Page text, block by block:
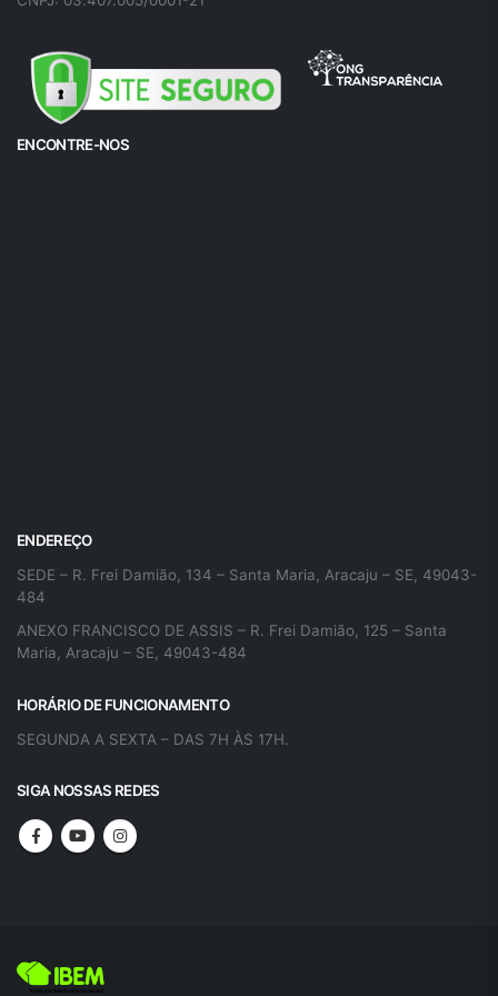
ENCONTRE-NOS
ENDEREÇO
SEDE – R. Frei Damião, 134 – Santa Maria, Aracaju – SE, 49043-
484
ANEXO FRANCISCO DE ASSIS – R. Frei Damião, 125 – Santa
Maria, Aracaju – SE, 49043-484
HORÁRIO DE FUNCIONAMENTO
SEGUNDA A SEXTA – DAS 7H ÀS 17H.
SIGA NOSSAS REDES